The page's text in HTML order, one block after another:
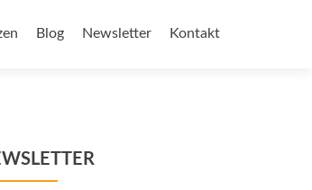
Blog Newsletter Kontakt